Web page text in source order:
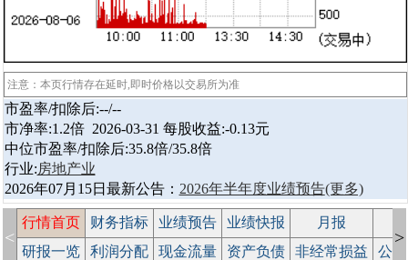
注意：本页行情存在延时,即时价格以交易所为准
市盈率/扣除后:--/--
市净率:1.2倍 2026-03-31 每股收益:-0.13元
中位市盈率/扣除后:35.8倍/35.8倍
行业:房地产业
2026年07月15日最新公告： 2026年半年度业绩预告(更多)
<
行情首页 财务指标 业绩预告 业绩快报 月报
研报一览
利润分配 现金流量 资产负债 非经常损益 公
>